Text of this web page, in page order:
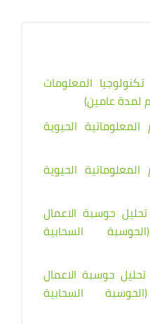
المعلومات
لمدة عامين)
المعلوماتية الحيوية
المعلوماتية الحيوية
حوسبة الاعمال
السحابية
تحليل حوسبة الاعمال
السحابية